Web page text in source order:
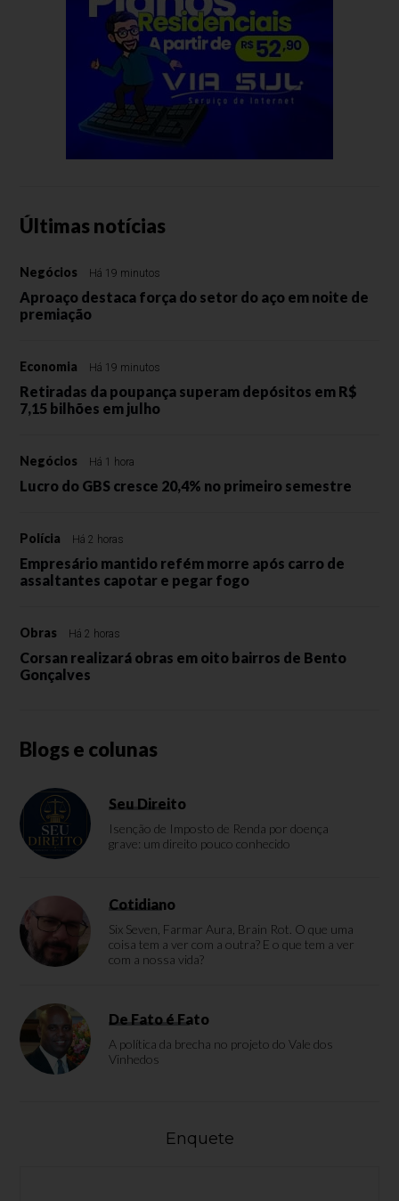
Últimas notícias
Negócios Há 19 minutos
Aproaço destaca força do setor do aço em noite de
premiação
Economia Há 19 minutos
Retiradas da poupança superam depósitos em R$
7,15 bilhões em julho
Negócios Há 1 hora
Lucro do GBS cresce 20,4% no primeiro semestre
Polícia Há 2 horas
Empresário mantido refém morre após carro de
assaltantes capotar e pegar fogo
Obras Há 2 horas
Corsan realizará obras em oito bairros de Bento
Gonçalves
Blogs e colunas
Seu Direito
Isenção de Imposto de Renda por doença
grave: um direito pouco conhecido
Cotidiano
Six Seven, Farmar Aura, Brain Rot. O que uma
coisa tem a ver com a outra? E o que tem a ver
com a nossa vida?
De Fato é Fato
A política da brecha no projeto do Vale dos
Vinhedos
Enquete